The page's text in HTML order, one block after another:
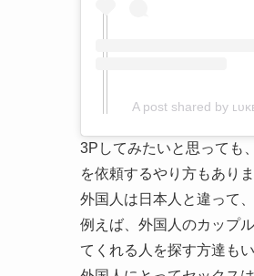
A post shared by
3Pしてみたいと思っても
を依頼するやり方もありま
外国人は日本人と違って
例えば、外国人のカップ
てくれる人を探す方達もい